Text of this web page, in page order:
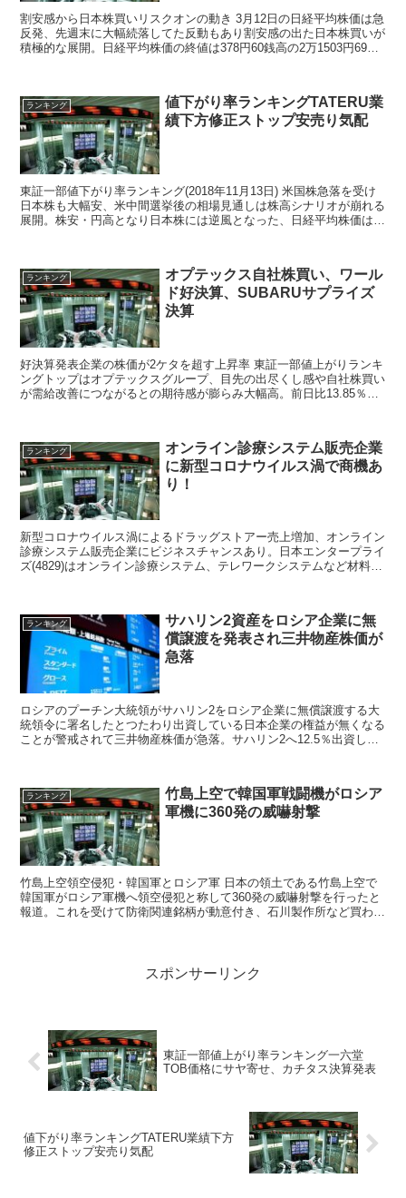
割安感から日本株買いリスクオンの動き 3月12日の日経平均株価は急
反発、先週末に大幅続落してた反動もあり割安感の出た日本株買いが
積極的な展開。日経平均株価の終値は378円60銭高の2万1503円69
ランキング
値下がり率ランキングTATERU業
績下方修正ストップ安売り気配
東証一部値下がり率ランキング(2018年11月13日) 米国株急落を受け
日本株も大幅安、米中間選挙後の相場見通しは株高シナリオが崩れる
展開。株安・円高となり日本株には逆風となった、日経平均株価はザ
ランキング
オプテックス自社株買い、ワール
ド好決算、SUBARUサプライズ
決算
好決算発表企業の株価が2ケタを超す上昇率 東証一部値上がりランキ
ングトップはオプテックスグループ、目先の出尽くし感や自社株買い
が需給改善につながるとの期待感が膨らみ大幅高。前日比13.85％上
ランキング
オンライン診療システム販売企業
に新型コロナウイルス渦で商機あ
り！
新型コロナウイルス渦によるドラッグストアー売上増加、オンライン
診療システム販売企業にビジネスチャンスあり。日本エンタープライ
ズ(4829)はオンライン診療システム、テレワークシステムなど材料
ランキング
サハリン2資産をロシア企業に無
償譲渡を発表され三井物産株価が
急落
ロシアのプーチン大統領がサハリン2をロシア企業に無償譲渡する大
統領令に署名したとつたわり出資している日本企業の権益が無くなる
ことが警戒されて三井物産株価が急落。サハリン2へ12.5％出資して
ランキング
竹島上空で韓国軍戦闘機がロシア
軍機に360発の威嚇射撃
竹島上空領空侵犯・韓国軍とロシア軍 日本の領土である竹島上空で
韓国軍がロシア軍機へ領空侵犯と称して360発の威嚇射撃を行ったと
報道。これを受けて防衛関連銘柄が動意付き、石川製作所など買われ
スポンサーリンク
東証一部値上がり率ランキング一六堂
TOB価格にサヤ寄せ、カチタス決算発表
値下がり率ランキングTATERU業績下方
修正ストップ安売り気配